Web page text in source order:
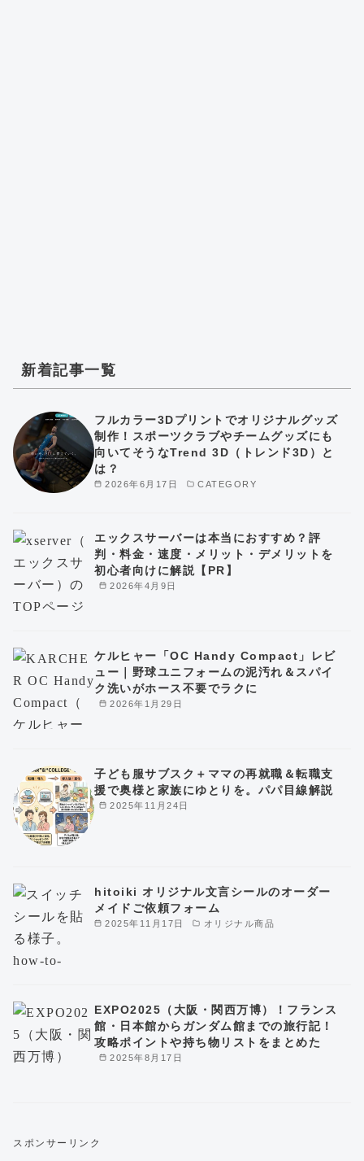
新着記事一覧
2026年6月17日 CATEGORY
フルカラー3Dプリントでオリジナルグッズ
制作！スポーツクラブやチームグッズにも
向いてそうなTrend 3D（トレンド3D）と
は？
2026年4月9日
エックスサーバーは本当におすすめ？評
判・料金・速度・メリット・デメリットを
初心者向けに解説【PR】
2026年1月29日
ケルヒャー「OC Handy Compact」レビ
ュー｜野球ユニフォームの泥汚れ＆スパイ
ク洗いがホース不要でラクに
2025年11月24日
子ども服サブスク＋ママの再就職＆転職支
援で奥様と家族にゆとりを。パパ目線解説
2025年11月17日 オリジナル商品
hitoiki オリジナル文言シールのオーダー
メイドご依頼フォーム
2025年8月17日
EXPO2025（大阪・関西万博）！フランス
館・日本館からガンダム館までの旅行記！
攻略ポイントや持ち物リストをまとめた
スポンサーリンク